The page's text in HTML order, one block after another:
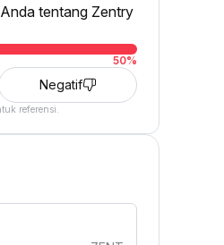
tentang Zentry
50%
Negatif
referensi.